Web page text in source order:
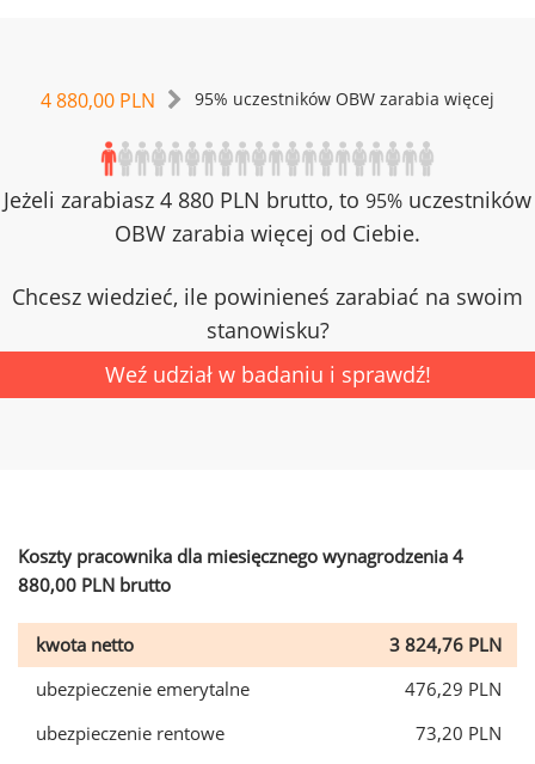
4 880,00 PLN 95% uczestników OBW zarabia więcej
Jeżeli zarabiasz 4 880 PLN brutto, to 95% uczestników
OBW zarabia więcej od Ciebie.
Chcesz wiedzieć, ile powinieneś zarabiać na swoim
stanowisku?
Weź udział w badaniu i sprawdź!
Koszty pracownika dla miesięcznego wynagrodzenia 4
880,00 PLN brutto
kwota netto
3 824,76 PLN
ubezpieczenie emerytalne
476,29 PLN
ubezpieczenie rentowe
73,20 PLN